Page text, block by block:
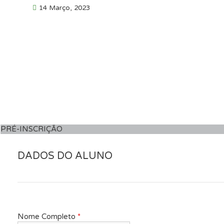
14 Março, 2023
PRÉ-INSCRIÇÃO
DADOS DO ALUNO
Nome Completo *